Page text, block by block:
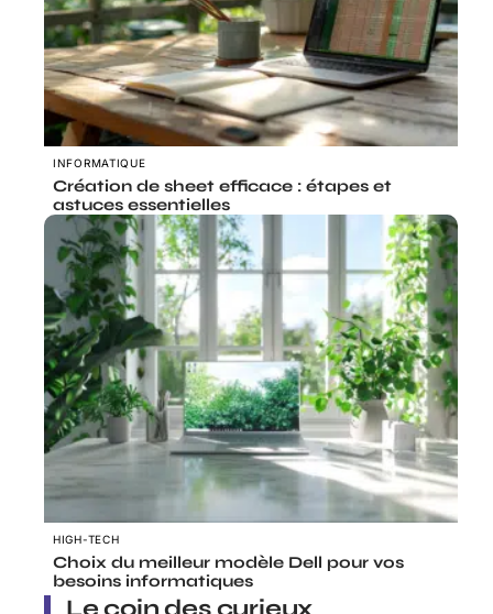
INFORMATIQUE
Création de sheet efficace : étapes et
astuces essentielles
HIGH-TECH
Choix du meilleur modèle Dell pour vos
besoins informatiques